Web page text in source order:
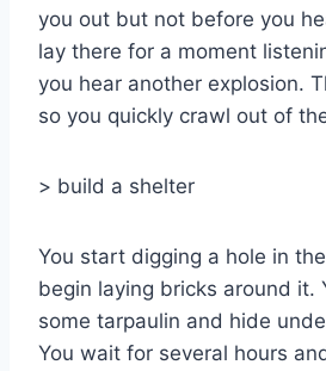
you out but not before you
lay there for a moment
you hear another explosion.
so you quickly crawl out of
> build a shelter
You start digging a hole in
begin laying bricks around it.
some tarpaulin and hide
You wait for several hours